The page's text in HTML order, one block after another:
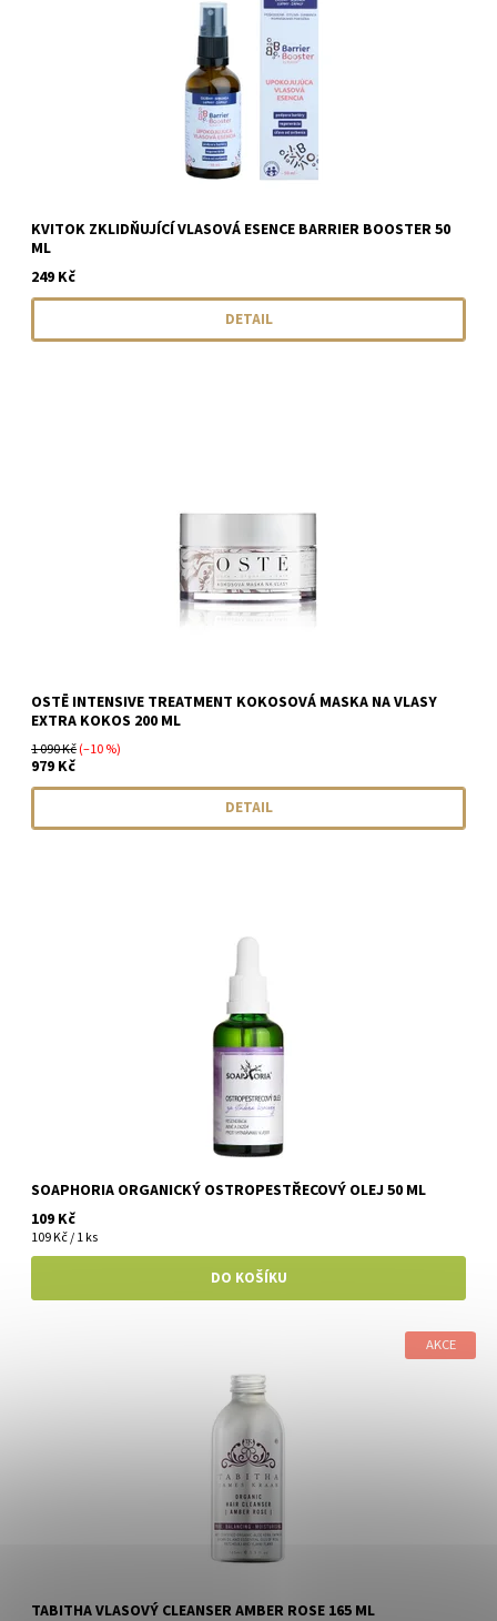
KVITOK ZKLIDŇUJÍCÍ VLASOVÁ ESENCE BARRIER BOOSTER 50
ML
249 Kč
DETAIL
OSTĒ INTENSIVE TREATMENT KOKOSOVÁ MASKA NA VLASY
EXTRA KOKOS 200 ML
1 090 Kč(–10 %)
979 Kč
DETAIL
SOAPHORIA ORGANICKÝ OSTROPESTŘECOVÝ OLEJ 50 ML
109 Kč
109 Kč / 1 ks
AKCE
TABITHA VLASOVÝ CLEANSER AMBER ROSE 165 ML